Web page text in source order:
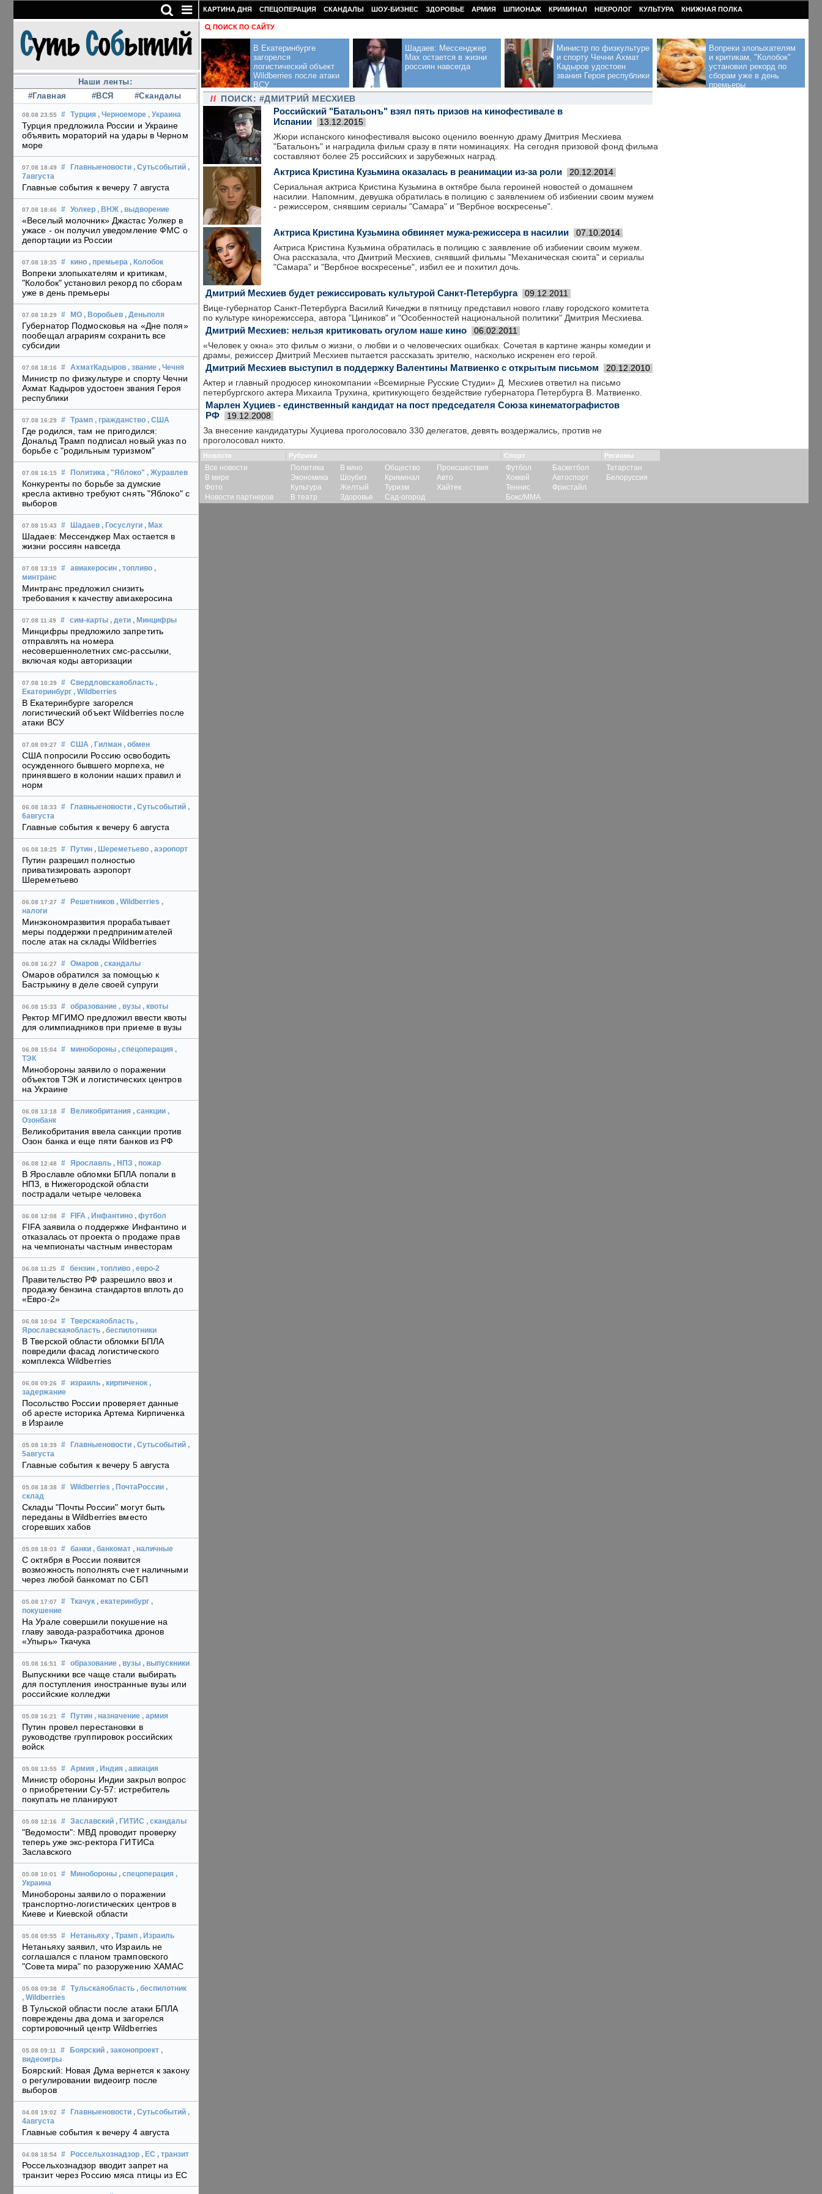
Наши ленты:
#Главная
#ВСЯ #Скандалы
08.08 23:55 # Турция , Черноеморе , Украина
Турция предложила России и Украине
объявить мораторий на удары в Черном
море
07.08 18:49 # Главныеновости , Сутьсобытий ,
7августа
Главные события к вечеру 7 августа
07.08 18:46 # Уолкер , ВНЖ , выдворение
«Веселый молочник» Джастас Уолкер в
ужасе - он получил уведомление ФМС о
депортации из России
07.08 18:35 # кино , премьера , Колобок
Вопреки злопыхателям и критикам,
"Колобок" установил рекорд по сборам
уже в день премьеры
07.08 18:29 # МО , Воробьев , Деньполя
Губернатор Подмосковья на «Дне поля»
пообещал аграриям сохранить все
субсидии
07.08 18:16 # АхматКадыров , звание , Чечня
Министр по физкультуре и спорту Чечни
Ахмат Кадыров удостоен звания Героя
республики
07.08 16:29 # Трамп , гражданство , США
Где родился, там не пригодился:
Дональд Трамп подписал новый указ по
борьбе с "родильным туризмом"
07.08 16:15 # Политика , "Яблоко" , Журавлев
Конкуренты по борьбе за думские
кресла активно требуют снять "Яблоко" с
выборов
07.08 15:43 # Шадаев , Госуслуги , Max
Шадаев: Мессенджер Max остается в
жизни россиян навсегда
07.08 13:19 # авиакеросин , топливо ,
минтранс
Минтранс предложил снизить
требования к качеству авиакеросина
07.08 11:49 # сим-карты , дети , Минцифры
Минцифры предложило запретить
отправлять на номера
несовершеннолетних смс-рассылки,
включая коды авторизации
07.08 10:39 # Свердловскаяобласть ,
Екатеринбург , Wildberries
В Екатеринбурге загорелся
логистический объект Wildberries после
атаки ВСУ
07.08 09:27 # США , Гилман , обмен
США попросили Россию освободить
осужденного бывшего морпеха, не
принявшего в колонии наших правил и
норм
06.08 18:33 # Главныеновости , Сутьсобытий ,
6августа
Главные события к вечеру 6 августа
06.08 18:25 # Путин , Шереметьево , аэропорт
Путин разрешил полностью
приватизировать аэропорт
Шереметьево
06.08 17:27 # Решетников , Wildberries ,
налоги
Минэкономразвития прорабатывает
меры поддержки предпринимателей
после атак на склады Wildberries
06.08 16:27 # Омаров , скандалы
Омаров обратился за помощью к
Бастрыкину в деле своей супруги
06.08 15:33 # образование , вузы , квоты
Ректор МГИМО предложил ввести квоты
для олимпиадников при приеме в вузы
06.08 15:04 # минобороны , спецоперация ,
ТЭК
Минобороны заявило о поражении
объектов ТЭК и логистических центров
на Украине
06.08 13:18 # Великобритания , санкции ,
Озонбанк
Великобритания ввела санкции против
Озон банка и еще пяти банков из РФ
06.08 12:48 # Ярославль , НПЗ , пожар
В Ярославле обломки БПЛА попали в
НПЗ, в Нижегородской области
пострадали четыре человека
06.08 12:08 # FIFA , Инфантино , футбол
FIFA заявила о поддержке Инфантино и
отказалась от проекта о продаже прав
на чемпионаты частным инвесторам
06.08 11:25 # бензин , топливо , евро-2
Правительство РФ разрешило ввоз и
продажу бензина стандартов вплоть до
«Евро-2»
06.08 10:04 # Тверскаяобласть ,
Ярославскаяобласть , беспилотники
В Тверской области обломки БПЛА
повредили фасад логистического
комплекса Wildberries
06.08 09:26 # израиль , кирпиченок ,
задержание
Посольство России проверяет данные
об аресте историка Артема Кирпиченка
в Израиле
05.08 18:39 # Главныеновости , Сутьсобытий ,
5августа
Главные события к вечеру 5 августа
05.08 18:38 # Wildberries , ПочтаРоссии ,
склад
Склады "Почты России" могут быть
переданы в Wildberries вместо
сгоревших хабов
05.08 18:03 # банки , банкомат , наличные
С октября в России появится
возможность пополнять счет наличными
через любой банкомат по СБП
05.08 17:07 # Ткачук , екатеринбург ,
покушение
На Урале совершили покушение на
главу завода-разработчика дронов
«Упырь» Ткачука
05.08 16:51 # образование , вузы , выпускники
Выпускники все чаще стали выбирать
для поступления иностранные вузы или
российские колледжи
05.08 16:21 # Путин , назначение , армия
Путин провел перестановки в
руководстве группировок российских
войск
05.08 13:55 # Армия , Индия , авиация
Министр обороны Индии закрыл вопрос
о приобретении Су-57: истребитель
покупать не планируют
05.08 12:16 # Заславский , ГИТИС , скандалы
"Ведомости": МВД проводит проверку
теперь уже экс-ректора ГИТИСа
Заславского
05.08 10:01 # Минобороны , спецоперация ,
Украина
Минобороны заявило о поражении
транспортно-логистических центров в
Киеве и Киевской области
05.08 09:55 # Нетаньяху , Трамп , Израиль
Нетаньяху заявил, что Израиль не
соглашался с планом трамповского
"Совета мира" по разоружению ХАМАС
05.08 09:38 # Тульскаяобласть , беспилотник
, Wildberries
В Тульской области после атаки БПЛА
повреждены два дома и загорелся
сортировочный центр Wildberries
05.08 09:11 # Боярский , законопроект ,
видеоигры
Боярский: Новая Дума вернется к закону
о регулировании видеоигр после
выборов
04.08 19:02 # Главныеновости , Сутьсобытий ,
4августа
Главные события к вечеру 4 августа
04.08 18:54 # Россельхознадзор , ЕС , транзит
Россельхознадзор вводит запрет на
транзит через Россию мяса птицы из ЕС
КАРТИНА ДНЯ СПЕЦОПЕРАЦИЯ СКАНДАЛЫ ШОУ-БИЗНЕС ЗДОРОВЬЕ АРМИЯ ШПИОНАЖ КРИМИНАЛ НЕКРОЛОГ КУЛЬТУРА КНИЖНАЯ ПОЛКА
ПОИСК ПО САЙТУ
В Екатеринбурге
загорелся
логистический объект
Wildberries после атаки
ВСУ
Шадаев: Мессенджер
Max остается в жизни
россиян навсегда
Министр по физкультуре
и спорту Чечни Ахмат
Кадыров удостоен
звания Героя республики
Вопреки злопыхателям
и критикам, "Колобок"
установил рекорд по
сборам уже в день
премьеры
// ПОИСК: #ДМИТРИЙ МЕСХИЕВ
Российский "Батальонъ" взял пять призов на кинофестивале в
Испании
13.12.2015
Жюри испанского кинофестиваля высоко оценило военную драму Дмитрия Месхиева
"Батальонъ" и наградила фильм сразу в пяти номинациях. На сегодня призовой фонд фильма
составляют более 25 российских и зарубежных наград.
Актриса Кристина Кузьмина оказалась в реанимации из-за роли 20.12.2014
Сериальная актриса Кристина Кузьмина в октябре была героиней новостей о домашнем
насилии. Напомним, девушка обратилась в полицию с заявлением об избиении своим мужем
- режиссером, снявшим сериалы "Самара" и "Вербное воскресенье".
Актриса Кристина Кузьмина обвиняет мужа-режиссера в насилии 07.10.2014
Актриса Кристина Кузьмина обратилась в полицию с заявление об избиении своим мужем.
Она рассказала, что Дмитрий Месхиев, снявший фильмы "Механическая сюита" и сериалы
"Самара" и "Вербное воскресенье", избил ее и похитил дочь.
Дмитрий Месхиев будет режиссировать культурой Санкт-Петербурга 09.12.2011
Вице-губернатор Санкт-Петербурга Василий Кичеджи в пятницу представил нового главу городского комитета
по культуре кинорежиссера, автора "Циников" и "Особенностей национальной политики" Дмитрия Месхиева.
Дмитрий Месхиев: нельзя критиковать огулом наше кино 06.02.2011
«Человек у окна» это фильм о жизни, о любви и о человеческих ошибках. Сочетая в картине жанры комедии и
драмы, режиссер Дмитрий Месхиев пытается рассказать зрителю, насколько искренен его герой.
Дмитрий Месхиев выступил в поддержку Валентины Матвиенко с открытым письмом 20.12.2010
Актер и главный продюсер кинокомпании «Всемирные Русские Студии» Д. Месхиев ответил на письмо
петербургского актера Михаила Трухина, критикующего бездействие губернатора Петербурга В. Матвиенко.
Марлен Хуциев - единственный кандидат на пост председателя Союза кинематографистов
РФ
19.12.2008
За внесение кандидатуры Хуциева проголосовало 330 делегатов, девять воздержались, против не
проголосовал никто.
Новости
Все новости
В мире
Фото
Новости партнеров
Рубрики
Политика
Экономика
Культура
В театр
В кино
Шоубиз
Желтый
Здоровье
Общество
Криминал
Туризм
Сад-огород
Происшествия
Авто
Хайтек
Спорт
Футбол
Хоккей
Теннис
Бокс/ММА
Баскетбол
Автоспорт
Фристайл
Регионы
Татарстан
Белоруссия